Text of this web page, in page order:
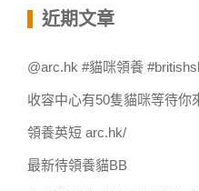
鍵 近期文章
@arc.hk #貓咪領養
收容中心有50隻貓咪等待你
領養英短 arc.hk/
最新待領養貓BB